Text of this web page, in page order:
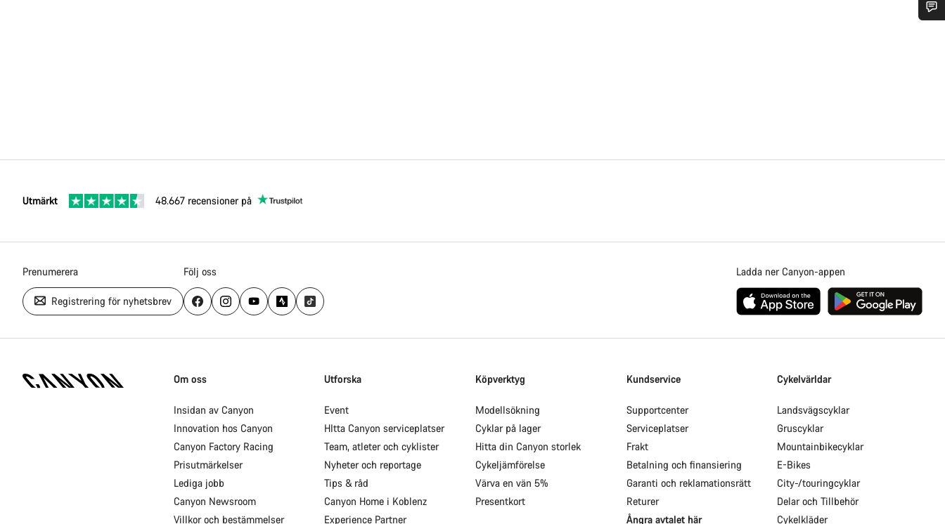
Utmärkt 48.667 recensioner på
Prenumerera
Registrering för nyhetsbrev
Följ oss Ladda ner Canyon-appen
hemsida
Om oss
Insidan av Canyon
Innovation hos Canyon
Canyon Factory Racing
Prisutmärkelser
Lediga jobb
Canyon Newsroom
Villkor och bestämmelser
Utforska
Event
HItta Canyon serviceplatser
Team, atleter och cyklister
Nyheter och reportage
Tips & råd
Canyon Home i Koblenz
Experience Partner
Köpverktyg
Modellsökning
Cyklar på lager
Hitta din Canyon storlek
Cykeljämförelse
Värva en vän 5%
Presentkort
Kundservice
Supportcenter
Serviceplatser
Frakt
Betalning och finansiering
Garanti och reklamationsrätt
Returer
Ångra avtalet här
Cykelvärldar
Landsvägscyklar
Gruscyklar
Mountainbikecyklar
E-Bikes
City-/touringcyklar
Delar och Tillbehör
Cykelkläder